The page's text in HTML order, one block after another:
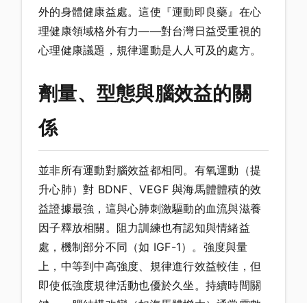
外的身體健康益處。這使『運動即良藥』在心
理健康領域格外有力——對台灣日益受重視的
心理健康議題，規律運動是人人可及的處方。
劑量、型態與腦效益的關
係
並非所有運動對腦效益都相同。有氧運動（提
升心肺）對 BDNF、VEGF 與海馬體體積的效
益證據最強，這與心肺刺激驅動的血流與滋養
因子釋放相關。阻力訓練也有認知與情緒益
處，機制部分不同（如 IGF-1）。強度與量
上，中等到中高強度、規律進行效益較佳，但
即使低強度規律活動也優於久坐。持續時間關